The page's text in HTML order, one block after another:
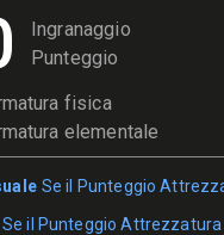
Ingranaggio
Punteggio
fisica
elementale
Se il Punteggio
Se il Punteggio Attrezzatura